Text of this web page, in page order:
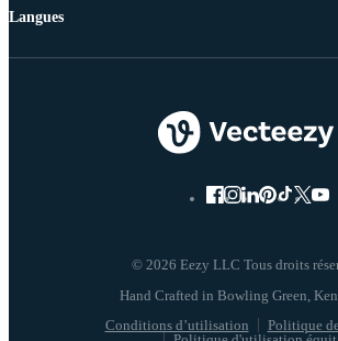
© 2026 Eezy LLC Tous droits
Conditions d’utilisation
Politique
Langues